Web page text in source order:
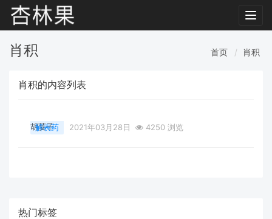
肖积 首页 肖积
肖积的内容列表
胡荽子
解表药 2021年03月28日 4250 浏览
热门标签